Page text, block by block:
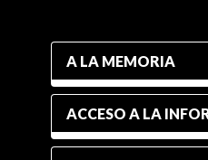
A LA MEMORIA
ACCESO A LA